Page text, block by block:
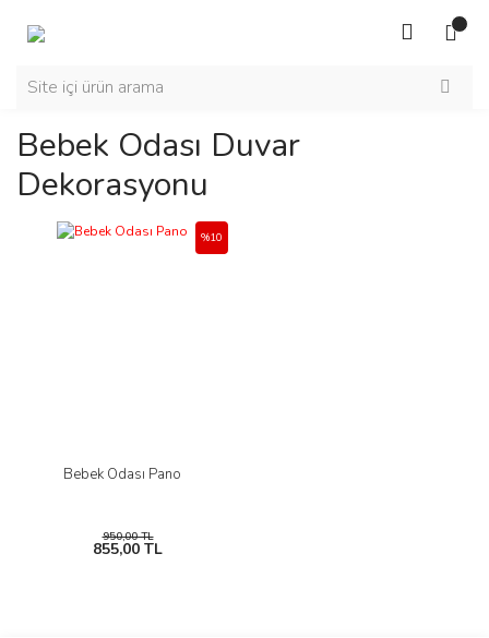
Bebek Odası Duvar
Dekorasyonu
Bebek Odası Pano
%10
950,00 TL
855,00 TL